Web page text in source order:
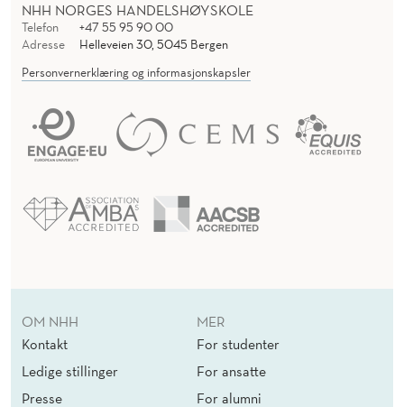
NHH NORGES HANDELSHØYSKOLE
Telefon
+47 55 95 90 00
Adresse
Helleveien 30, 5045 Bergen
Personvernerklæring og informasjonskapsler
OM NHH
Kontakt
Ledige stillinger
Presse
MER
For studenter
For ansatte
For alumni